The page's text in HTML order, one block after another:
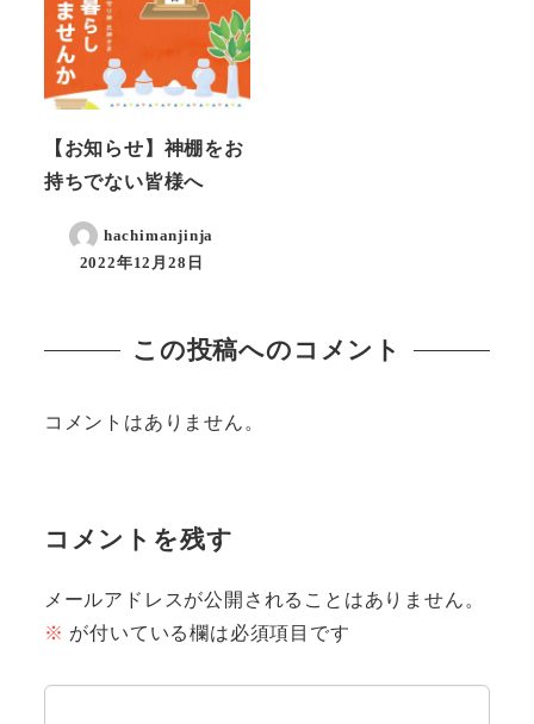
【お知らせ】神棚をお
持ちでない皆様へ
hachimanjinja
2022年12月28日
この投稿へのコメント
コメントはありません。
コメントを残す
メールアドレスが公開されることはありません。
※ が付いている欄は必須項目です